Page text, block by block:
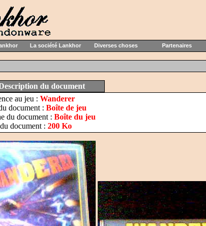
La société Lankhor Diverses choses Partenaires
du document
au jeu : Wanderer
document : Boîte de jeu
du document : Boîte du jeu
document : 200 Ko